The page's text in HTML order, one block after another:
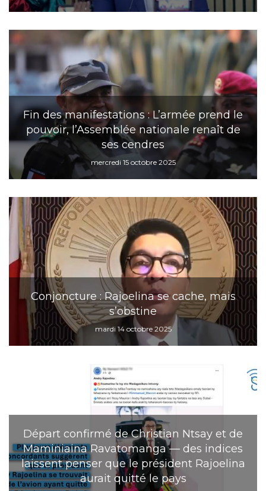
Fin des manifestations : L’armée prend le
pouvoir, l’Assemblée nationale renaît de
ses cendres
mercredi 15 octobre 2025
Conjoncture : Rajoelina se cache, mais
s’obstine
mardi 14 octobre 2025
Départ confirmé de Christian Ntsay et de
Maminiaina Ravatomanga — des indices
laissent penser que le président Rajoelina
aurait quitté le pays